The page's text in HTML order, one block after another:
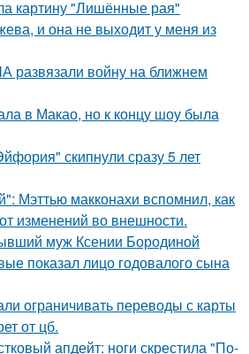
картину "Лишённые рая"
и она не выходит у меня из
развязали войну на ближнем
в Макао, но к концу шоу была
скипнули сразу 5 лет
Мэттью макконахи вспомнил, как
изменений во внешности.
муж Ксении Бородиной
показал лицо годовалого сына
ограничивать переводы с карты
от цб.
апдейт: ноги скрестила "По-